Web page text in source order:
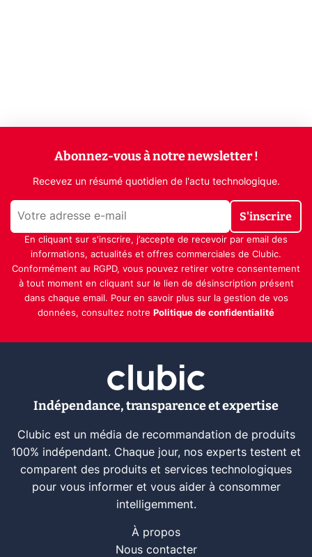
Abonnez-vous à notre newsletter !
Recevez un résumé quotidien de l'actu technologique.
S'inscrire
En cliquant sur s'inscrire, j’accepte de recevoir par email des
informations, actualités et offres commerciales de Clubic.
Conformément au RGPD, vous pouvez retirer votre consentement
à tout moment en cliquant sur le lien de désinscription présent
dans chaque email. Pour en savoir plus sur la gestion de vos
données, consultez notre Politique de confidentialité
Indépendance, transparence et expertise
Clubic est un média de recommandation de produits
100% indépendant. Chaque jour, nos experts testent et
comparent des produits et services technologiques
pour vous informer et vous aider à consommer
intelligemment.
À propos
Nous contacter